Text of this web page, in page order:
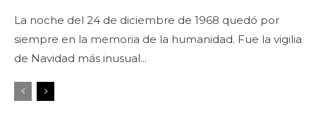
La noche del 24 de diciembre de 1968 quedó por
siempre en la memoria de la humanidad. Fue la vigilia
de Navidad más inusual...